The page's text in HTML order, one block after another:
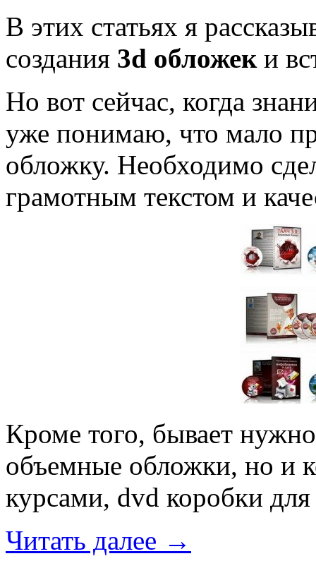
В этих статьях я
создания 3d обложеки
Но вот сейчас, когда
уже понимаю, что мало
обложку. Необходимо
грамотным текстом и
Кроме того, бывает
объемные обложки, но и
курсами, dvd коробки
Читать далее →